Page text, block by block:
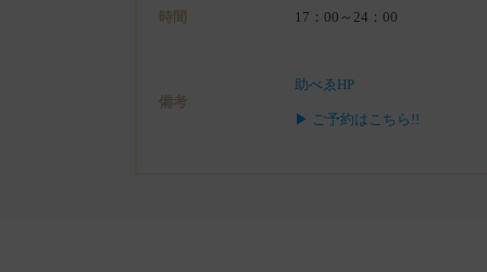
時間 17：00～24：00
備考
助べゑHP
▶ ご予約はこちら!!